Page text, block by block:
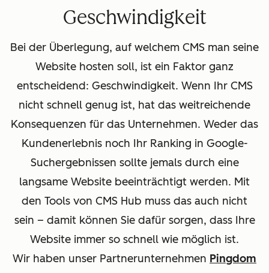
Geschwindigkeit
Bei der Überlegung, auf welchem CMS man seine
Website hosten soll, ist ein Faktor ganz
entscheidend: Geschwindigkeit. Wenn Ihr CMS
nicht schnell genug ist, hat das weitreichende
Konsequenzen für das Unternehmen. Weder das
Kundenerlebnis noch Ihr Ranking in Google-
Suchergebnissen sollte jemals durch eine
langsame Website beeinträchtigt werden. Mit
den Tools von CMS Hub muss das auch nicht
sein – damit können Sie dafür sorgen, dass Ihre
Website immer so schnell wie möglich ist.
Wir haben unser Partnerunternehmen Pingdom